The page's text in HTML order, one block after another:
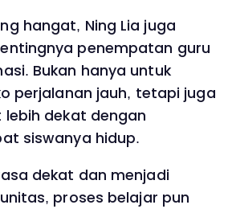
hangat, Ning Lia juga
penempatan guru
Bukan hanya untuk
perjalanan jauh, tetapi juga
dekat dengan
siswanya hidup.
dekat dan menjadi
proses belajar pun